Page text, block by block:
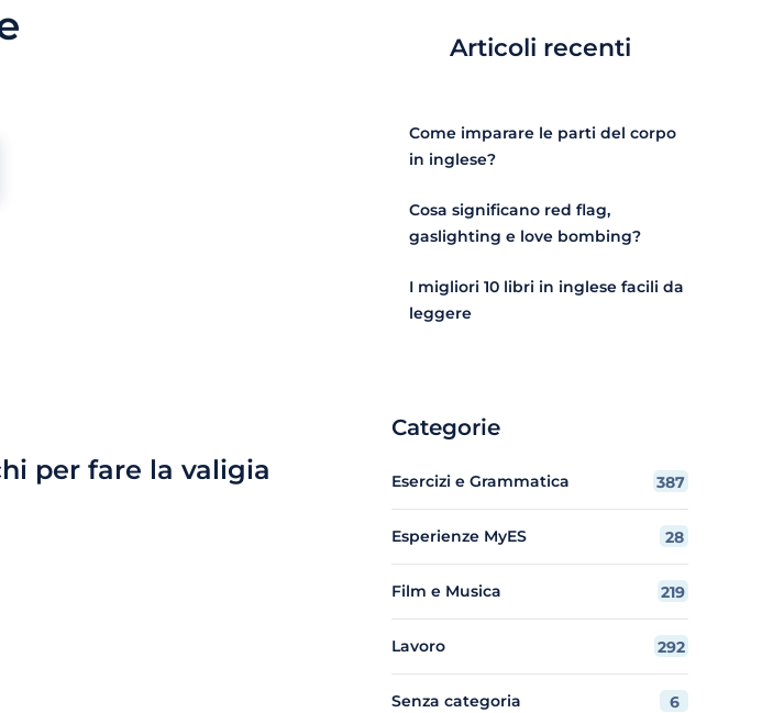
per fare la valigia
Articoli recenti
Come imparare le parti del corpo
in inglese?
Cosa significano red flag,
gaslighting e love bombing?
I migliori 10 libri in inglese facili da
leggere
Categorie
Esercizi e Grammatica 387
Esperienze MyES 28
Film e Musica 219
Lavoro 292
Senza categoria 6